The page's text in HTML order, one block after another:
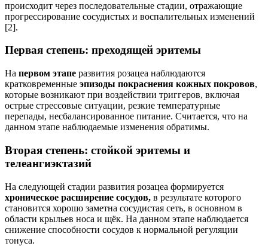
происходит через последовательные стадии, отражающие
прогрессирование сосудистых и воспалительных изменений
[2].
Первая степень: преходящей эритемы
На первом этапе развития розацеа наблюдаются
кратковременные эпизоды покраснения кожных покровов,
которые возникают при воздействии триггеров, включая
острые стрессовые ситуации, резкие температурные
перепады, несбалансированное питание. Считается, что на
данном этапе наблюдаемые изменения обратимы.
Вторая степень: стойкой эритемы и
телеангиэктазий
На следующей стадии развития розацеа формируется
хроническое расширение сосудов, в результате которого
становится хорошо заметна сосудистая сеть, в основном в
области крыльев носа и щёк. На данном этапе наблюдается
снижение способности сосудов к нормальной регуляции
тонуса.